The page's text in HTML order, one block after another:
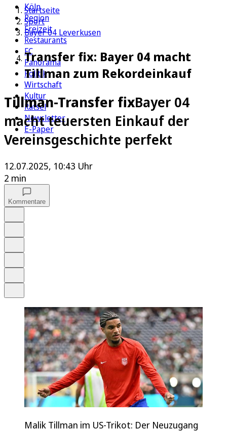
Köln
Region
Freizeit
Restaurants
FC
Panorama
Politik
Wirtschaft
Kultur
Rätsel
Newsletter
E-Paper
Startseite
Sport
Bayer 04 Leverkusen
Transfer fix: Bayer 04 macht
Tillman zum Rekordeinkauf
Tillman-Transfer fixBayer 04
macht teuersten Einkauf der
Vereinsgeschichte perfekt
12.07.2025, 10:43 Uhr
2 min
Kommentare
Malik Tillman im US-Trikot: Der Neuzugang